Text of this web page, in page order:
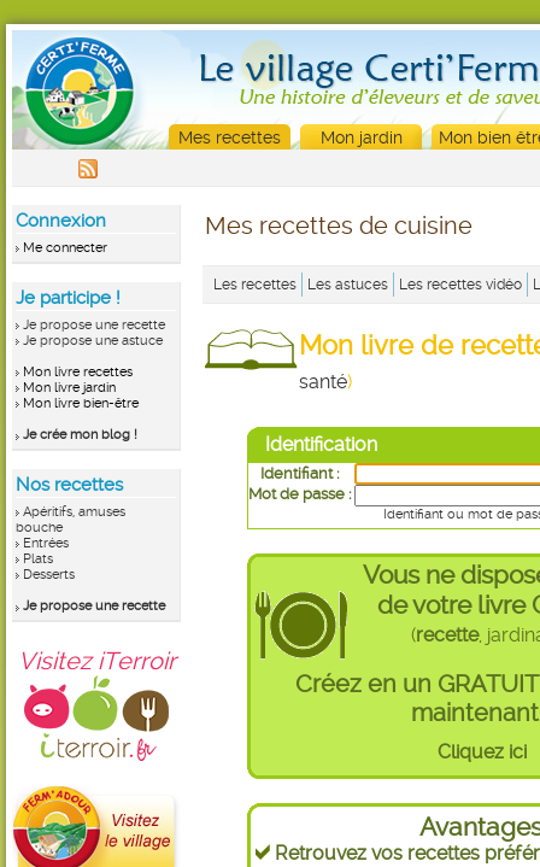
Mes recettes Mon jardin Mon bien
Connexion
Me connecter
Je participe !
Je propose une recette
Je propose une astuce
Mon livre recettes
Mon livre jardin
Mon livre bien-être
Je crée mon blog !
Nos recettes
Apéritifs, amuses
bouche
Entrées
Plats
Desserts
Je propose une recette
Visitez iTerroir
Mes recettes de cuisine
Les recettes Les astuces Les recettes vidéo
Mon livre de
santé)
Identification
Identifiant :
Mot de passe :
Identifiant ou mot de
Vous ne
de votre livre
(recette,
Créez en un
Cliquez ici
Retrouvez vos recettes